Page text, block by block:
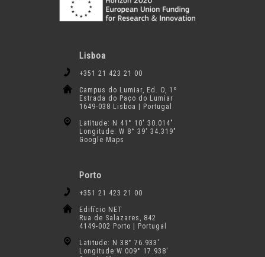
Lisboa
+351 21 423 21 00
Campus do Lumiar, Ed. O, 1º
Estrada do Paço do Lumiar
1649-038 Lisboa | Portugal
Latitude: N 41° 10′ 30.014″
Longitude: W 8° 39′ 34.319″
Google Maps
Porto
+351 21 423 21 00
Edifício NET
Rua de Salazares, 842
4149-002 Porto | Portugal
Latitude: N 38° 76.933′
Longitude:W 009° 17.938′